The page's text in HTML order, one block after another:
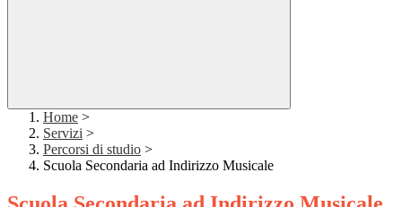
Home >
Servizi >
Percorsi di studio >
Scuola Secondaria ad Indirizzo Musicale